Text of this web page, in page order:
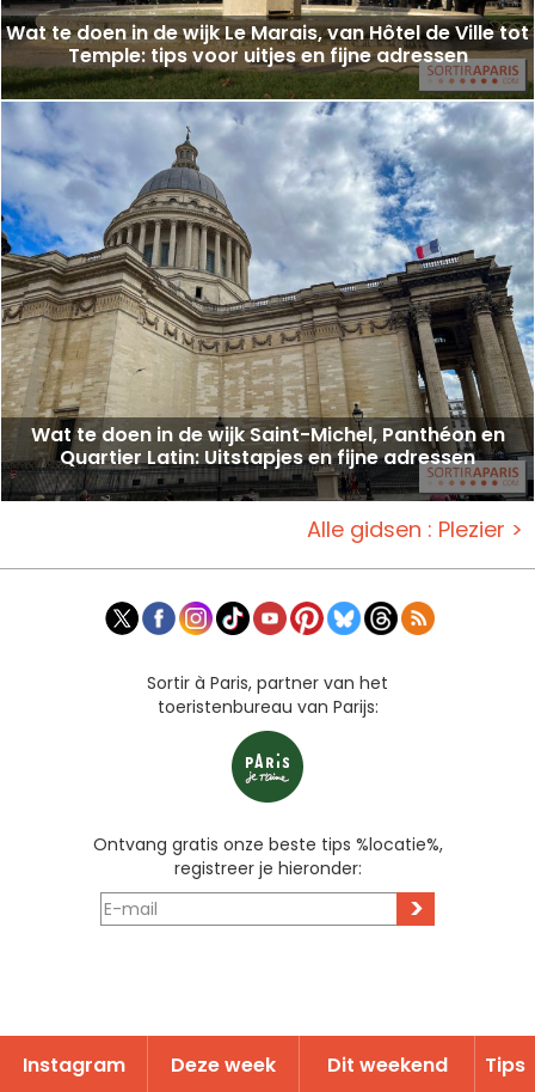
Wat te doen in de wijk Le Marais, van Hôtel de Ville tot
Temple: tips voor uitjes en fijne adressen
Wat te doen in de wijk Saint-Michel, Panthéon en
Quartier Latin: Uitstapjes en fijne adressen
Alle gidsen : Plezier >
Sortir à Paris, partner van het
toeristenbureau van Parijs:
Ontvang gratis onze beste tips %locatie%,
registreer je hieronder:
>
Instagram Deze week Dit weekend Tips